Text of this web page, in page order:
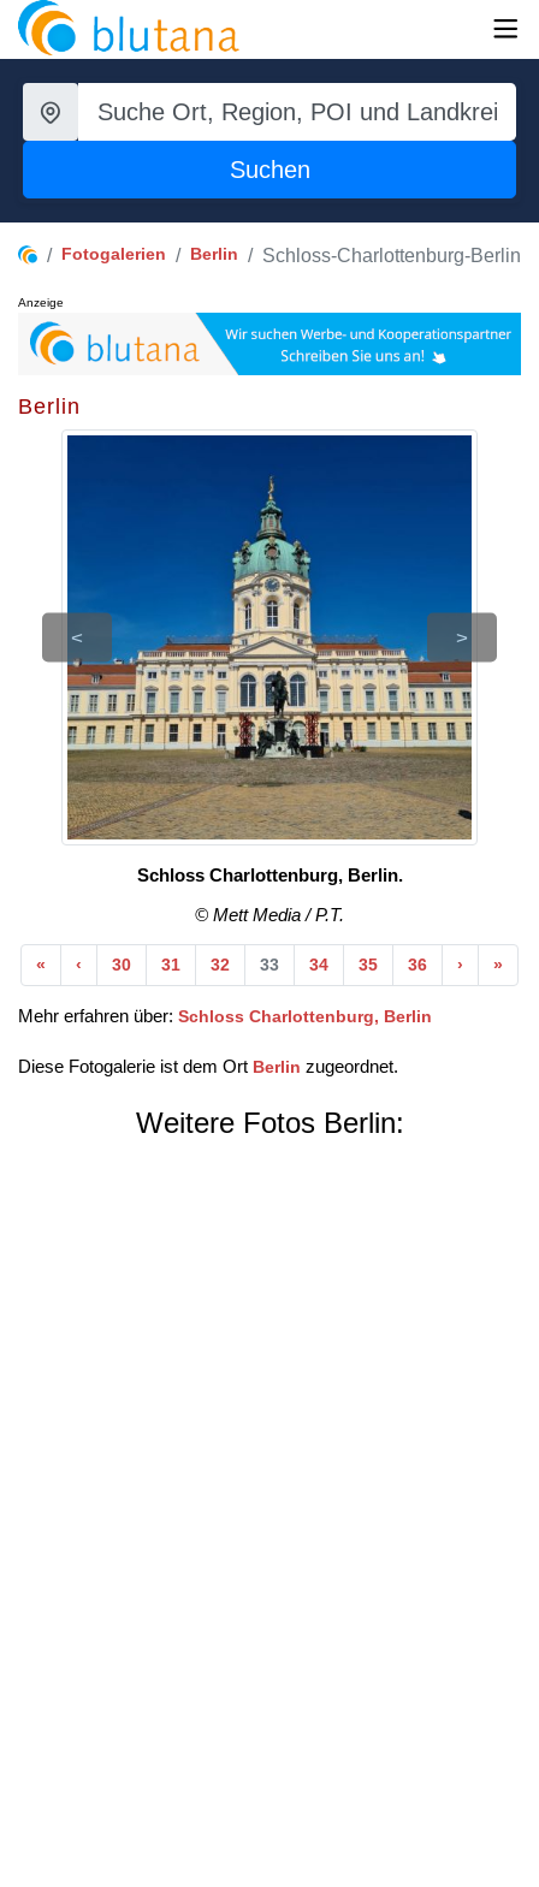
Suchen
Fotogalerien Berlin Schloss-Charlottenburg-Berlin
Anzeige
Berlin
< >
Schloss Charlottenburg, Berlin.
© Mett Media / P.T.
« Anfang
‹ Vorherige
30 31 32 33 34 35 36 › Nächste
»
Mehr erfahren über: Schloss Charlottenburg, Berlin
Diese Fotogalerie ist dem Ort Berlin zugeordnet.
Weitere Fotos Berlin: